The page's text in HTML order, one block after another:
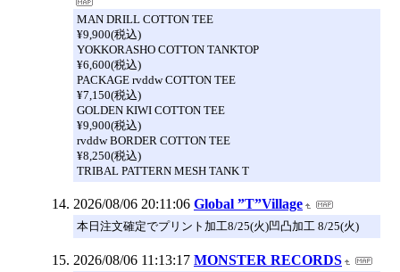
MAN DRILL COTTON TEE
¥9,900(税込)
YOKKORASHO COTTON TANKTOP
¥6,600(税込)
PACKAGE rvddw COTTON TEE
¥7,150(税込)
GOLDEN KIWI COTTON TEE
¥9,900(税込)
rvddw BORDER COTTON TEE
¥8,250(税込)
TRIBAL PATTERN MESH TANK T
2026/08/06 20:11:06 Global ”T”Village
本日注文確定でプリント加工8/25(火)凹凸加工 8/25(火)
2026/08/06 11:13:17 MONSTER RECORDS